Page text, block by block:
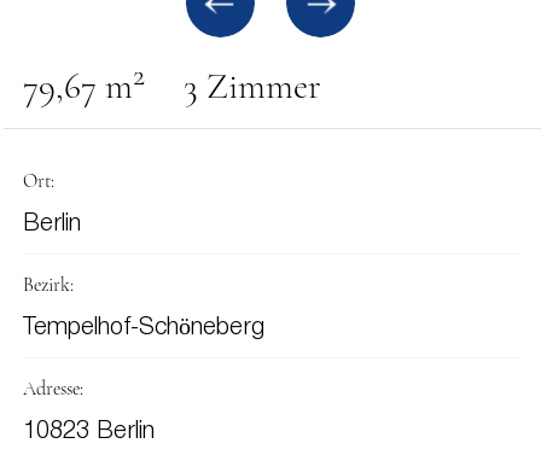
79,67 m2 3 Zimmer
Ort:
Berlin
Bezirk:
Tempelhof-Schöneberg
Adresse:
10823 Berlin